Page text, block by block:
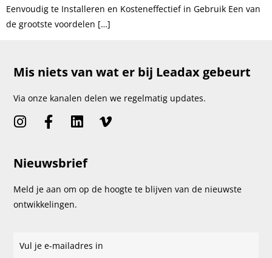
Eenvoudig te Installeren en Kosteneffectief in Gebruik Een van
de grootste voordelen […]
Mis niets van wat er bij Leadax gebeurt
Via onze kanalen delen we regelmatig updates.
Nieuwsbrief
Meld je aan om op de hoogte te blijven van de nieuwste
ontwikkelingen.